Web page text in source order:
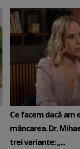
Ce facem dacă am
mâncarea. Dr.
trei variante: „...